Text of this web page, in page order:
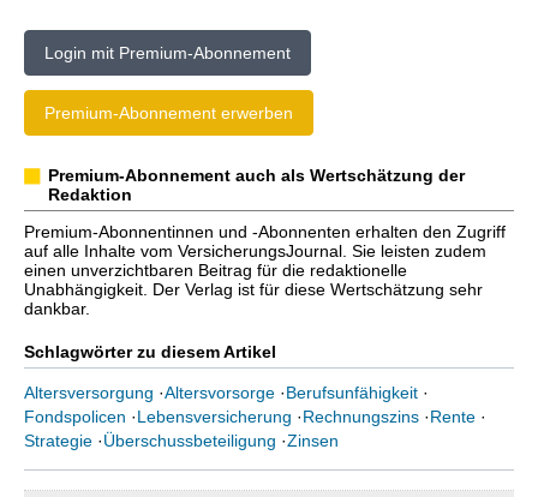
Login mit Premium-Abonnement
Premium-Abonnement erwerben
Premium-Abonnement auch als Wertschätzung der
Redaktion
Premium-Abonnentinnen und -Abonnenten erhalten den Zugriff
auf alle Inhalte vom VersicherungsJournal. Sie leisten zudem
einen unverzichtbaren Beitrag für die redaktionelle
Unabhängigkeit. Der Verlag ist für diese Wertschätzung sehr
dankbar.
Schlagwörter zu diesem Artikel
Altersversorgung ·Altersvorsorge ·Berufsunfähigkeit ·
Fondspolicen ·Lebensversicherung ·Rechnungszins ·Rente ·
Strategie ·Überschussbeteiligung ·Zinsen